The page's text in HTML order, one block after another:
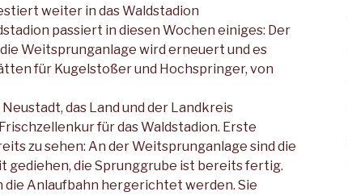
weiter in das Waldstadion
passiert in diesen Wochen einiges: Der
Weitsprunganlage wird erneuert und es
für Kugelstoßer und Hochspringer, von
das Land und der Landkreis
für das Waldstadion. Erste
zu sehen: An der Weitsprunganlage sind die
gediehen, die Sprunggrube ist bereits fertig.
die Anlaufbahn hergerichtet werden. Sie